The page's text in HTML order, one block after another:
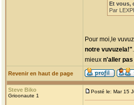
Et vous,
Par
Pour moi,le
notre vuvuzela!"
mieux n'aller
Revenir en haut de page
Steve Biko
Grioonaute 1
Posté le: Mar 15